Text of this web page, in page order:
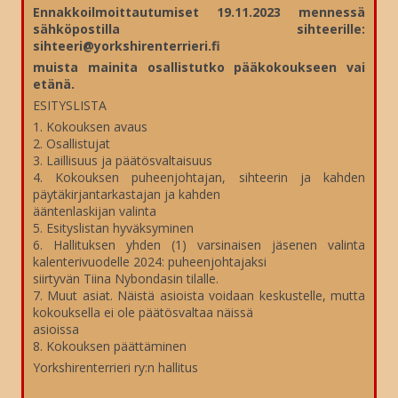
Ennakkoilmoittautumiset 19.11.2023 mennessä
sähköpostilla sihteerille:
sihteeri@yorkshirenterrieri.fi
muista mainita osallistutko pääkokoukseen vai
etänä.
ESITYSLISTA
1. Kokouksen avaus
2. Osallistujat
3. Laillisuus ja päätösvaltaisuus
4. Kokouksen puheenjohtajan, sihteerin ja kahden
päytäkirjantarkastajan ja kahden
ääntenlaskijan valinta
5. Esityslistan hyväksyminen
6. Hallituksen yhden (1) varsinaisen jäsenen valinta
kalenterivuodelle 2024: puheenjohtajaksi
siirtyvän Tiina Nybondasin tilalle.
7. Muut asiat. Näistä asioista voidaan keskustelle, mutta
kokouksella ei ole päätösvaltaa näissä
asioissa
8. Kokouksen päättäminen
Yorkshirenterrieri ry:n hallitus